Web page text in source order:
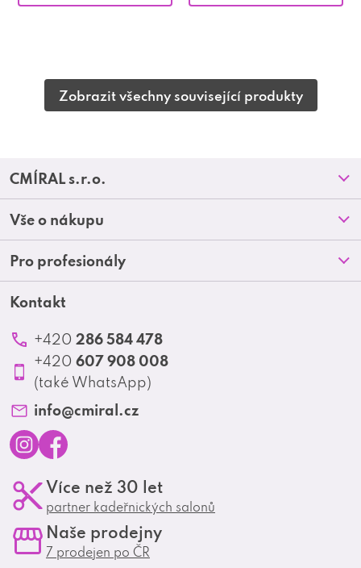
Zobrazit všechny související produkty
Z
á
p
a
CMÍRAL s.r.o.
Prodejny
O nás
Blog
Kontakt
Vše o nákupu
Doprava a platba
Obchodní podmínky
Reklamace a vrácení zboží
Ochrana osobních údajů
Pro profesionály
Akční letáky
Produktové katalogy
Profesionální spolupráce
Matrix Club
Kontakt
+420 286 584 478
+420 607 908 008
(také WhatsApp)
info@cmiral.cz
n
s
a
e
Více než 30 let
partner kadeřnických salonů
Naše prodejny
7 prodejen po ČR